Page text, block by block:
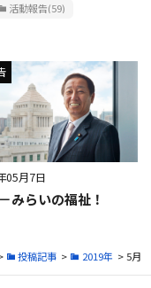
活動報告(59)
05月7日
みらいの福祉！
投稿記事 > 2019年 > 5月